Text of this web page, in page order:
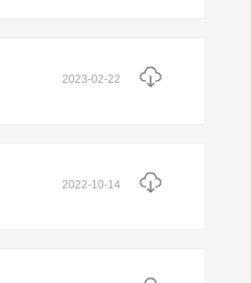
2023-02-22
2022-10-14